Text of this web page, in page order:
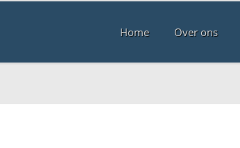
Home Over ons